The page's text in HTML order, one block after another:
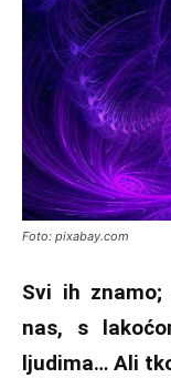
Foto: pixabay.com
Svi ih
nas, s
ljudima… Ali